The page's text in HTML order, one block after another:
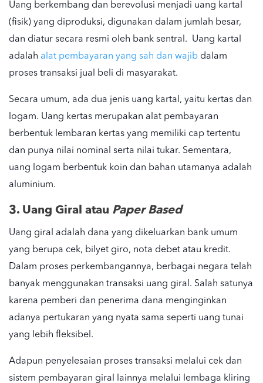
Uang berkembang dan berevolusi menjadi uang kartal
(fisik) yang diproduksi, digunakan dalam jumlah besar,
dan diatur secara resmi oleh bank sentral. Uang kartal
adalah alat pembayaran yang sah dan wajib dalam
proses transaksi jual beli di masyarakat.
Secara umum, ada dua jenis uang kartal, yaitu kertas dan
logam. Uang kertas merupakan alat pembayaran
berbentuk lembaran kertas yang memiliki cap tertentu
dan punya nilai nominal serta nilai tukar. Sementara,
uang logam berbentuk koin dan bahan utamanya adalah
aluminium.
3. Uang Giral atau Paper Based
Uang giral adalah dana yang dikeluarkan bank umum
yang berupa cek, bilyet giro, nota debet atau kredit.
Dalam proses perkembangannya, berbagai negara telah
banyak menggunakan transaksi uang giral. Salah satunya
karena pemberi dan penerima dana menginginkan
adanya pertukaran yang nyata sama seperti uang tunai
yang lebih fleksibel.
Adapun penyelesaian proses transaksi melalui cek dan
sistem pembayaran giral lainnya melalui lembaga kliring